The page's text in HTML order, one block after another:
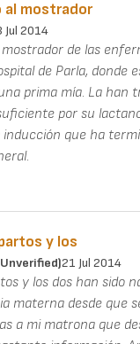
al mostrador
Jul 2014
de las
de Parla, donde
prima mía. La han
por su
que ha
y los
21 Jul 2014
y los dos han sido
materna desde que
a mi matrona que